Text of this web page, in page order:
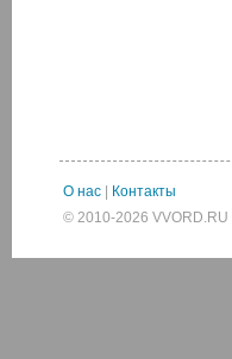
О нас
Контакты
© 2010-2026 VVORD.RU